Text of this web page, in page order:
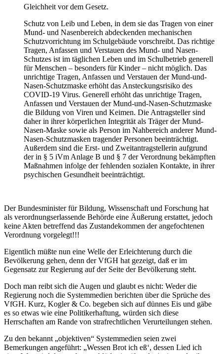
Gleichheit vor dem Gesetz.
Schutz von Leib und Leben, in dem sie das Tragen von einer
Mund- und Nasenbereich abdeckenden mechanischen
Schutzvorrichtung im Schulgebäude vorschreibt. Das richtige
Tragen, Anfassen und Verstauen des Mund- und Nasen-
Schutzes ist im täglichen Leben und im Schulbetrieb generell
für Menschen – besonders für Kinder – nicht möglich. Das
unrichtige Tragen, Anfassen und Verstauen der Mund-und-
Nasen-Schutzmaske erhöht das Ansteckungsrisiko des
COVID-19 Virus. Generell erhöht das unrichtige Tragen,
Anfassen und Verstauen der Mund-und-Nasen-Schutzmaske
die Bildung von Viren und Keimen. Die Antragsteller sind
daher in ihrer körperlichen Integrität als Träger der Mund-
Nasen-Maske sowie als Person im Nahbereich anderer Mund-
Nasen-Schutzmasken tragender Personen beeinträchtigt.
Außerdem sind die Erst- und Zweitantragstellerin aufgrund
der in § 5 iVm Anlage B und § 7 der Verordnung bekämpften
Maßnahmen infolge der fehlenden sozialen Kontakte, in ihrer
psychischen Gesundheit beeinträchtigt.
Der Bundesminister für Bildung, Wissenschaft und Forschung hat
als verordnungserlassende Behörde eine Äußerung erstattet, jedoch
keine Akten betreffend das Zustandekommen der angefochtenen
Verordnung vorgelegt!!!
Eigentlich müßte nun eine Welle der Erleichterung durch die
Bevölkerung gehen, denn der VfGH hat gezeigt, daß er im
Gegensatz zur Regierung auf der Seite der Bevölkerung steht.
Doch man reibt sich die Augen und glaubt es nicht: Weder die
Regierung noch die Systemmedien berichten über die Sprüche des
VfGH. Kurz, Kogler & Co. begeben sich auf dünnes Eis und gäbe
es so etwas wie eine Politikerhaftung, würden sich diese
Herrschaften am Rande von strafrechtlichen Verurteilungen stehen.
Zu den bekannt „objektiven“ Systemmedien seien zwei
Bemerkungen angeführt: „Wessen Brot ich eß‘, dessen Lied ich